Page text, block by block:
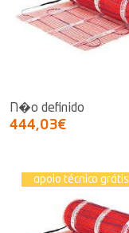
N�o definido
444,03€
apoio técnico grátis